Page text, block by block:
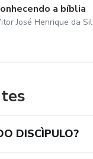
a bíblia
José Henrique da
DISCÌPULO?